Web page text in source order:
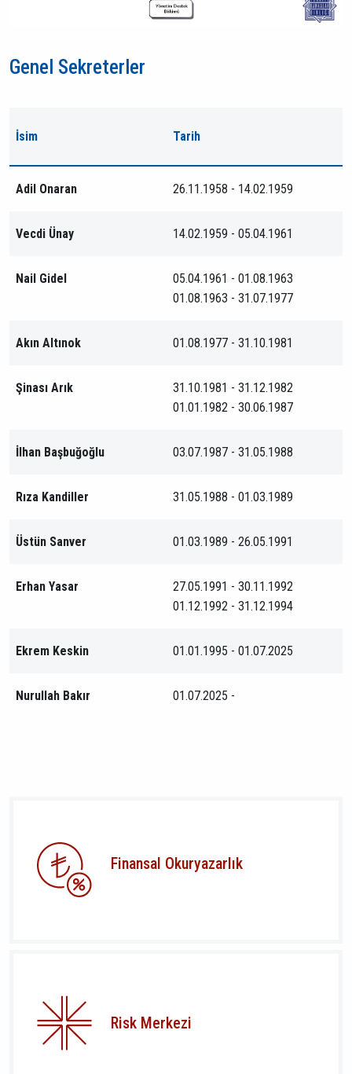
Genel Sekreterler
İsim Tarih
Adil Onaran 26.11.1958 - 14.02.1959
Vecdi Ünay 14.02.1959 - 05.04.1961
Nail Gidel
05.04.1961 - 01.08.1963
01.08.1963 - 31.07.1977
Akın Altınok 01.08.1977 - 31.10.1981
Şinası Arık
31.10.1981 - 31.12.1982
01.01.1982 - 30.06.1987
İlhan Başbuğoğlu 03.07.1987 - 31.05.1988
Rıza Kandiller 31.05.1988 - 01.03.1989
Üstün Sanver 01.03.1989 - 26.05.1991
Erhan Yasar
27.05.1991 - 30.11.1992
01.12.1992 - 31.12.1994
Ekrem Keskin 01.01.1995 - 01.07.2025
Nurullah Bakır 01.07.2025 -
Finansal Okuryazarlık
Risk Merkezi